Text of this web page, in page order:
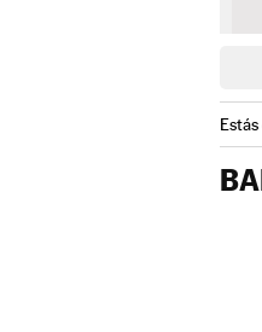
Estás